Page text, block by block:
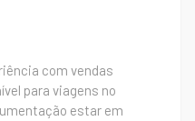
com vendas
para viagens no
estar em